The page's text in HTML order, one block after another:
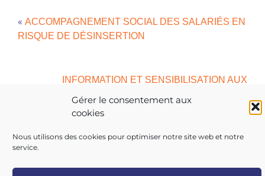
Gérer le consentement aux
cookies
Nous utilisons des cookies pour optimiser notre site web et notre
service.
« ACCOMPAGNEMENT SOCIAL DES SALARIÉS EN
RISQUE DE DÉSINSERTION
INFORMATION ET SENSIBILISATION AUX
Copyright 2026 AIST 84 |Politique de confidentialité|